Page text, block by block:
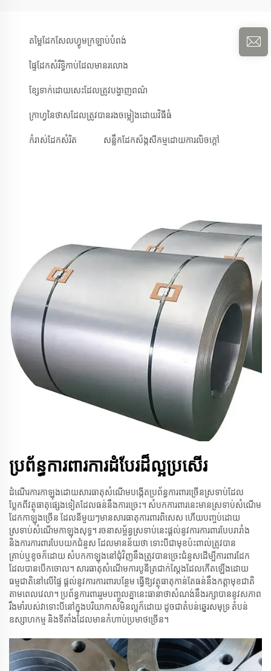
តម្លៃដែកសែលហ្វូមក្រឡាប់បំពង់
ផ្ទៃដែកសំរឹទ្ធិកាប់ដែលមានរលោង
ខ្សែទាក់ដោយសេះដែលត្រូវបង្ហាញពណ៌
ក្រាហ្វនៃថាសដែលត្រូវបានរងចម្លៀងដោយវិធីធំ
កំរាស់ដែកសំរិត សន្លឹកដែកស័ង្កសីកម្មដោយការលិចក្តៅ
ប្រព័ន្ធការពារការដំបែរដ៏ល្អប្រសើរ
ដំណើរការកាឡុងដោយសារធាតុសំណើមបង្កើតប្រព័ន្ធការពារច្រើនស្រទាប់ដែល
ប្លែកពីវត្ថុធាតុផ្សេងទៀតដែលធន់នឹងការច្រេះ។ សំបកការពារនេះមានស្រទាប់សំណើម
ដែកកាឡុងច្រើន ដែលនីមួយៗមានសារធាតុការពារពិសេស ហើយបញ្ចប់ដោយ
ស្រទាប់សំណើមកាឡុងសុទ្ធ។ រចនាសម្ព័ន្ធស្រទាប់នេះផ្តល់នូវការការពារបែបរារាំង
និងការការពារបែបយកជំនួស ដែលមានន័យថា ទោះបីជាមុខប៉ះពាល់ត្រូវបាន
គ្រាប់ឬខូចក៏ដោយ សំបកកាឡុងនៅជុំវិញនឹងត្រូវបានច្រេះជំនួសដើម្បីការពារដែក
ដែលបានបើកចោល។ សារធាតុសំណើមការបូនីត្រជាក់ស្តែងដែលកើតឡើងដោយ
ធម្មជាតិនៅលើផ្ទៃ ផ្តល់នូវការការពារបន្ថែម ធ្វើឱ្យវត្ថុធាតុកាន់តែធន់នឹងកត្តាមុខជាតិ
តាមពេលវេលា។ ប្រព័ន្ធការពាររួមបញ្ចូលគ្នានេះធានាថាសំណង់នឹងរក្សាបាននូវសភាព
រឹងមាំរបស់វាទោះបីនៅក្នុងបរិយាកាសមិនល្អក៏ដោយ ដូចជាតំបន់ឆ្នេរសមុទ្រ តំបន់
ឧស្សាហកម្ម និងទីតាំងដែលមានកំហាប់ប្រមាថច្រើន។